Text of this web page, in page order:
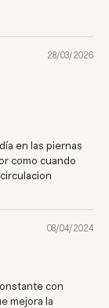
28/03/2026
en las piernas
como cuando
08/04/2024
con
mejora la